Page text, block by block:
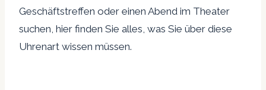
Geschäftstreffen oder einen Abend im Theater
suchen, hier finden Sie alles, was Sie über diese
Uhrenart wissen müssen.